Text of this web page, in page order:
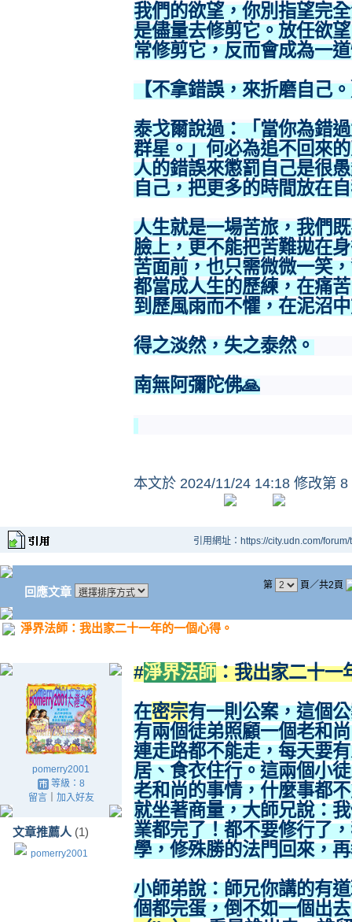
我們的欲望，你別指望完
是儘量去修剪它。放任欲
常修剪它，反而會成為一
【不拿錯誤，來折磨自己
泰戈爾說過：「當你為錯
群星。」何必為追不回來
人的錯誤來懲罰自己是很
自己，把更多的時間放在
人生就是一場苦旅，我們
臉上，更不能把苦難拋在
苦面前，也只需微微一笑
都當成人生的歷練，在痛
到歷風雨而不懼，在泥沼
得之淡然，失之泰然。
南無阿彌陀佛🙏
本文於 2024/11/24 14:18 修改第 8
引用網址：https://city.udn.com/
回應文章 第 頁／共2頁
淨界法師：我出家二十一年的一個心得。
pomerry2001
等級：8
留言｜ 加入好友
文章推薦人 (1)
pomerry2001
#淨界法師：我出家二十一
在密宗有一則公案，這個
有兩個徒弟照顧一個老和
連走路都不能走，每天要
居、食衣住行。這兩個小
老和尚的事情，什麼事都
就坐著商量，大師兄說：
業都完了！都不要修行了
學，修殊勝的法門回來，
小師弟說：師兄你講的有
個都完蛋，倒不如一個出